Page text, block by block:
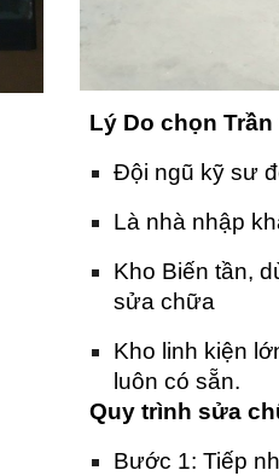
Lý Do chọn
Đội ngũ kỹ sư
Là nhà nhập
Kho Biến tần,
sửa chữa
Kho linh kiện
luôn có sẵn.
Quy trình sửa
Bước 1: Tiếp